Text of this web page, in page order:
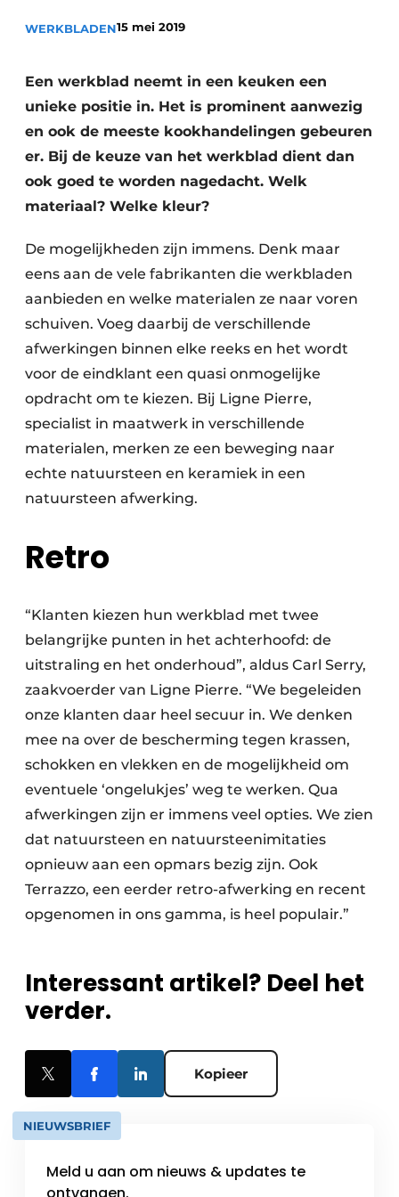
WERKBLADEN15 mei 2019
Een werkblad neemt in een keuken een
unieke positie in. Het is prominent aanwezig
en ook de meeste kookhandelingen gebeuren
er. Bij de keuze van het werkblad dient dan
ook goed te worden nagedacht. Welk
materiaal? Welke kleur?
De mogelijkheden zijn immens. Denk maar
eens aan de vele fabrikanten die werkbladen
aanbieden en welke materialen ze naar voren
schuiven. Voeg daarbij de verschillende
afwerkingen binnen elke reeks en het wordt
voor de eindklant een quasi onmogelijke
opdracht om te kiezen. Bij Ligne Pierre,
specialist in maatwerk in verschillende
materialen, merken ze een beweging naar
echte natuursteen en keramiek in een
natuursteen afwerking.
Retro
“Klanten kiezen hun werkblad met twee
belangrijke punten in het achterhoofd: de
uitstraling en het onderhoud”, aldus Carl Serry,
zaakvoerder van Ligne Pierre. “We begeleiden
onze klanten daar heel secuur in. We denken
mee na over de bescherming tegen krassen,
schokken en vlekken en de mogelijkheid om
eventuele ‘ongelukjes’ weg te werken. Qua
afwerkingen zijn er immens veel opties. We zien
dat natuursteen en natuursteenimitaties
opnieuw aan een opmars bezig zijn. Ook
Terrazzo, een eerder retro-afwerking en recent
opgenomen in ons gamma, is heel populair.”
Interessant artikel? Deel het
verder.
Kopieer
NIEUWSBRIEF
Meld u aan om nieuws & updates te